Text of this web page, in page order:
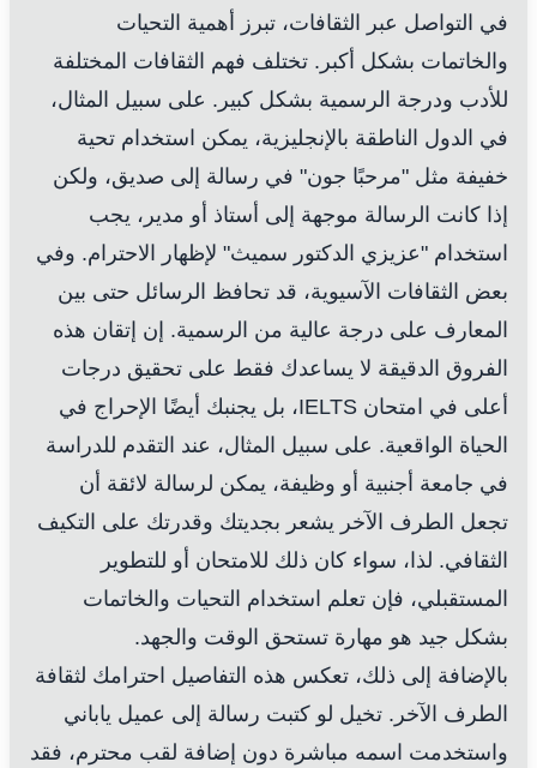
في التواصل عبر الثقافات، تبرز أهمية التحيات
والخاتمات بشكل أكبر. تختلف فهم الثقافات المختلفة
للأدب ودرجة الرسمية بشكل كبير. على سبيل المثال،
في الدول الناطقة بالإنجليزية، يمكن استخدام تحية
خفيفة مثل "مرحبًا جون" في رسالة إلى صديق، ولكن
إذا كانت الرسالة موجهة إلى أستاذ أو مدير، يجب
استخدام "عزيزي الدكتور سميث" لإظهار الاحترام. وفي
بعض الثقافات الآسيوية، قد تحافظ الرسائل حتى بين
المعارف على درجة عالية من الرسمية. إن إتقان هذه
الفروق الدقيقة لا يساعدك فقط على تحقيق درجات
أعلى في امتحان IELTS، بل يجنبك أيضًا الإحراج في
الحياة الواقعية. على سبيل المثال، عند التقدم للدراسة
في جامعة أجنبية أو وظيفة، يمكن لرسالة لائقة أن
تجعل الطرف الآخر يشعر بجديتك وقدرتك على التكيف
الثقافي. لذا، سواء كان ذلك للامتحان أو للتطوير
المستقبلي، فإن تعلم استخدام التحيات والخاتمات
بشكل جيد هو مهارة تستحق الوقت والجهد.
بالإضافة إلى ذلك، تعكس هذه التفاصيل احترامك لثقافة
الطرف الآخر. تخيل لو كتبت رسالة إلى عميل ياباني
واستخدمت اسمه مباشرة دون إضافة لقب محترم، فقد